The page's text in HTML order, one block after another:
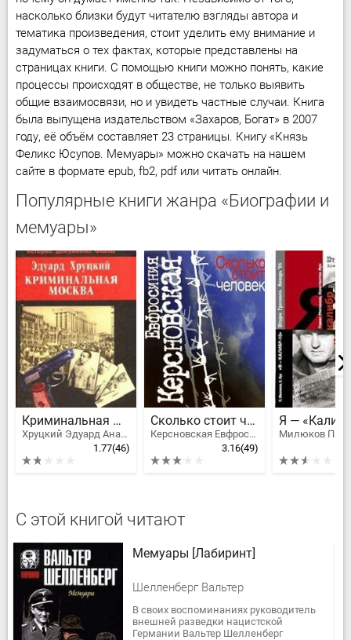
насколько близки будут читателю взгляды автора и
тематика произведения, стоит уделить ему внимание и
задуматься о тех фактах, которые представлены на
страницах книги. С помощью книги можно понять, какие
процессы происходят в обществе, не только выявить
общие взаимосвязи, но и увидеть частные случаи. Книга
была выпущена издательством «Захаров, Богат» в 2007
году, её объём составляет 23 страницы. Книгу «Князь
Феликс Юсупов. Мемуары» можно скачать на нашем
сайте в формате epub, fb2, pdf или читать онлайн.
Популярные книги жанра «Биографии и
мемуары»
Криминальная Москва
Хруцкий Эдуард Анатольевич
1.77(46)
Сколько стоит человек
Керсновская Евфросиния
3.16(49)
С этой книгой читают
Мемуары [Лабиринт]
Шелленберг Вальтер
В своих воспоминаниях руководитель
внешней разведки нацистской
Германии Вальтер Шелленберг